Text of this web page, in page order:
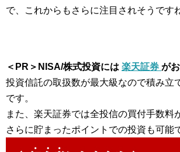
で、これからもさらに注目されそうです
＜PR＞NISA/株式投資には 楽天証券 が
投資信託の取扱数が最大級なので積み立
です。
また、楽天証券では全投信の買付手数料
さらに貯まったポイントでの投資も可能